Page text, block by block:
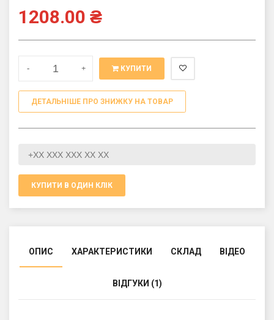
1208.00 ₴
- + КУПИТИ
ДЕТАЛЬНІШЕ ПРО ЗНИЖКУ НА ТОВАР
КУПИТИ В ОДИН КЛІК
ОПИС ХАРАКТЕРИСТИКИ СКЛАД ВІДЕО
ВІДГУКИ (1)